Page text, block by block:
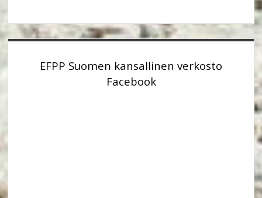
EFPP Suomen kansallinen verkosto
Facebook